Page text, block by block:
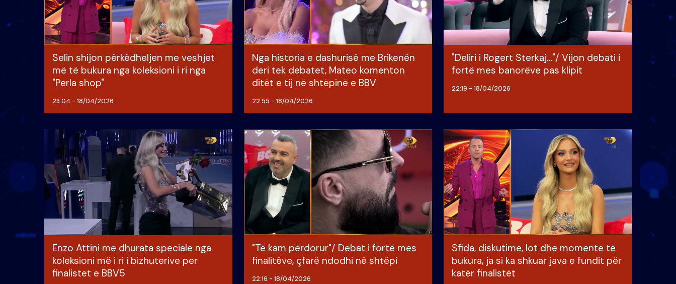
Selin shijon përkëdheljen me veshjet
më të bukura nga koleksioni i ri nga
"Perla shop"
23:04 - 18/04/2026
Nga historia e dashurisë me Brikenën
deri tek debatet, Mateo komenton
ditët e tij në shtëpinë e BBV
22:55 - 18/04/2026
"Deliri i Rogert Sterkaj…"/ Vijon debati i
fortë mes banorëve pas klipit
22:19 - 18/04/2026
Enzo Attini me dhurata speciale nga
koleksioni më i ri i bizhuterive per
finalistet e BBV5
"Të kam përdorur"/ Debat i fortë mes
finalitëve, çfarë ndodhi në shtëpi
22:16 - 18/04/2026
Sfida, diskutime, lot dhe momente të
bukura, ja si ka shkuar java e fundit për
katër finalistët